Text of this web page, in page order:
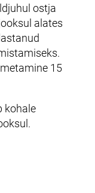
ostja
alates
15
kohale